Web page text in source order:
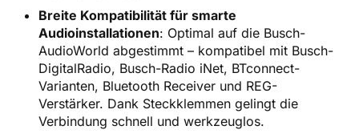
Breite Kompatibilität für smarte
Audioinstallationen: Optimal auf die Busch-
AudioWorld abgestimmt – kompatibel mit Busch-
DigitalRadio, Busch-Radio iNet, BTconnect-
Varianten, Bluetooth Receiver und REG-
Verstärker. Dank Steckklemmen gelingt die
Verbindung schnell und werkzeuglos.